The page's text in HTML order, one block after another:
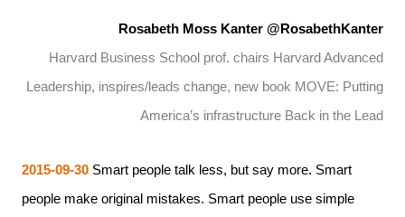
Rosabeth Moss Kanter @RosabethKanter
Harvard Business School prof. chairs Harvard Advanced
Leadership, inspires/leads change, new book MOVE: Putting
America’s infrastructure Back in the Lead
2015-09-30 Smart people talk less, but say more. Smart
people make original mistakes. Smart people use simple